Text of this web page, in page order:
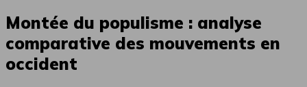
Montée du populisme : analyse
comparative des mouvements en
occident